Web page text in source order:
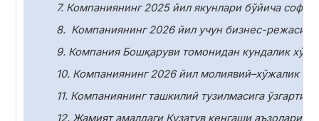
7. Компаниянинг 2025 йил якунлари бўйича соф
8. Компаниянинг 2026 йил учун бизнес-
9. Компания Бошқаруви томонидан кундалик
10. Компаниянинг 2026 йил молиявий–хўжалик
11. Компаниянинг ташкилий тузилмасига
12. Жамият амалдаги Кузатув кенгаши